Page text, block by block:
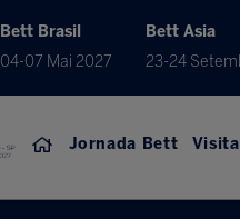
Bett Brasil
04-07 Mai 2027
Bett Asia
23-24
Jornada Bett